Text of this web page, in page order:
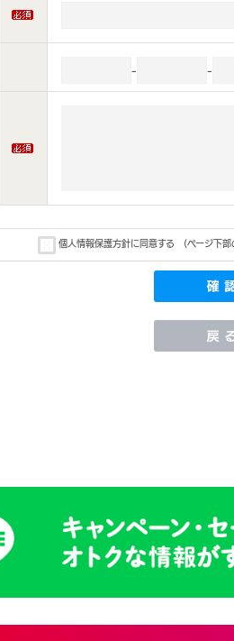
- -
個人情報保護方針に同意する (ページ下